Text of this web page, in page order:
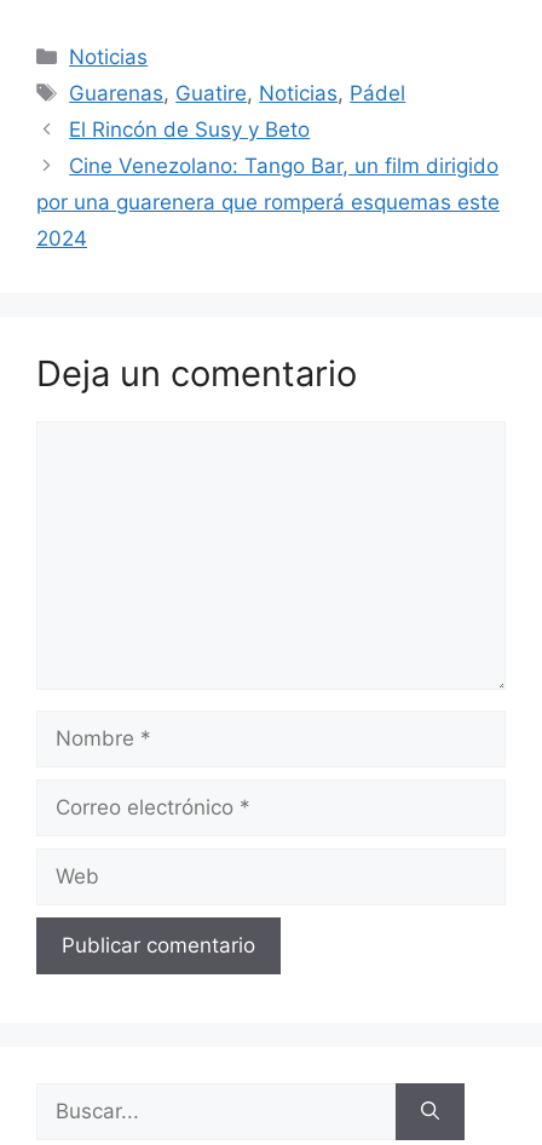
Noticias
Guarenas, Guatire, Noticias, Pádel
El Rincón de Susy y Beto
Cine Venezolano: Tango Bar, un film dirigido
por una guarenera que romperá esquemas este
2024
Deja un comentario